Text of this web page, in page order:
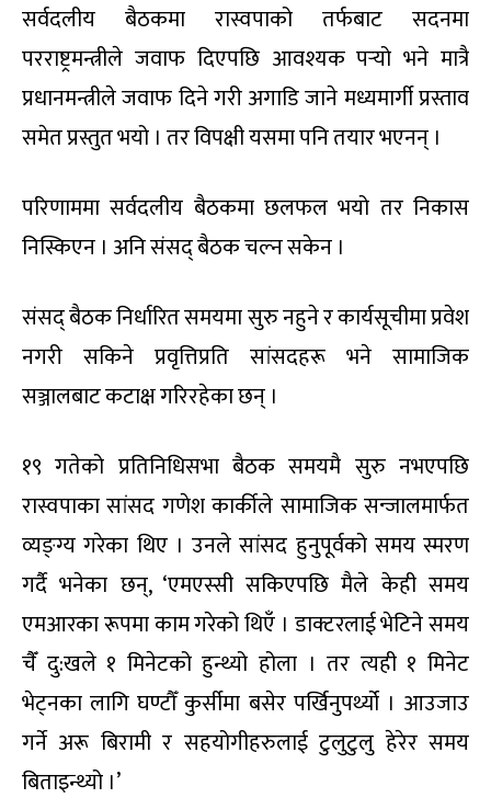
सर्वदलीय बैठकमा रास्वपाको तर्फबाट सदनमा
परराष्ट्रमन्त्रीले जवाफ दिएपछि आवश्यक पर्‍यो भने मात्रै
प्रधानमन्त्रीले जवाफ दिने गरी अगाडि जाने मध्यमार्गी प्रस्ताव
समेत प्रस्तुत भयो । तर विपक्षी यसमा पनि तयार भएनन् ।
परिणाममा सर्वदलीय बैठकमा छलफल भयो तर निकास
निस्किएन । अनि संसद् बैठक चल्न सकेन ।
संसद् बैठक निर्धारित समयमा सुरु नहुने र कार्यसूचीमा प्रवेश
नगरी सकिने प्रवृत्तिप्रति सांसदहरू भने सामाजिक
सञ्जालबाट कटाक्ष गरिरहेका छन् ।
१९ गतेको प्रतिनिधिसभा बैठक समयमै सुरु नभएपछि
रास्वपाका सांसद गणेश कार्कीले सामाजिक सन्जालमार्फत
व्यङ्ग्य गरेका थिए । उनले सांसद हुनुपूर्वको समय स्मरण
गर्दै भनेका छन्, ‘एमएस्सी सकिएपछि मैले केही समय
एमआरका रूपमा काम गरेको थिएँ । डाक्टरलाई भेटिने समय
चैँ दु:खले १ मिनेटको हुन्थ्यो होला । तर त्यही १ मिनेट
भेट्नका लागि घण्टौँ कुर्सीमा बसेर पर्खिनुपर्थ्यो । आउजाउ
गर्ने अरू बिरामी र सहयोगीहरुलाई टुलुटुलु हेरेर समय
बिताइन्थ्यो ।’